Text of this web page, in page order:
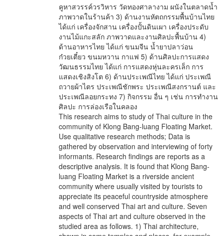
คูหาสวรรค์วรวิหาร วัดทองศาลางาม ผนังในตลาดน้ำ
ภาพวาดในร้านค้า 3) ด้านงานหัตถกรรมพื้นบ้านไทย
ได้แก่ เครื่องจักสาน เครื่องปั้นดินเผา เครื่องประดับ
งานไม้แกะสลัก ภาพวาดและงานศิลปะพื้นบ้าน 4)
ด้านอาหารไทย ได้แก่ ขนมจีน น้ำยาปลาว่อน
ก๋วยเตี๋ยว ขนมหวาน กาแฟ 5) ด้านศิลปะการแสดง
วัฒนธรรมไทย ได้แก่ การแสดงหุ่นละครเล็ก การ
แสดงเชิงสิงโต 6) ด้านประเพณีไทย ได้แก่ ประเพณี
ถวายผ้าไตร ประเพณีชักพระ ประเพณีสงกรานต์ และ
ประเพณีลอยกระทง 7) กิจกรรม อื่น ๆ เช่น การทำงาน
ศิลปะ การล่องเรือในคลอง
This research aims to study of Thai culture in the
community of Klong Bang-luang Floating Market.
Use qualitative research methods; Data is
gathered by observation and interviewing of forty
informants. Research findings are reports as a
descriptive analysis. It is found that Klong Bang-
luang Floating Market is a riverside ancient
community where usually visited by tourists to
appreciate its peaceful countryside atmosphere
and well conserved Thai art and culture. Seven
aspects of Thai art and culture observed in the
studied area as follows. 1) Thai architecture,